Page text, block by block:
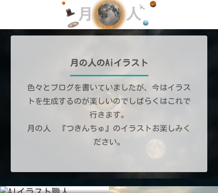
月の人のAiイラスト
色々とブログを書いていましたが、今はイラス
トを生成するのが楽しいのでしばらくはこれで
行きます。
月の人 『つきんちゅ』のイラストお楽しみく
ださい。